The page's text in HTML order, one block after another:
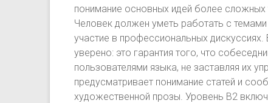
понимание основных идей более сложных
Человек должен уметь работать с
участие в профессиональных
уверено: это гарантия того, что
пользователями языка, не заставляя их
предусматривает понимание статей и
художественной прозы. Уровень В2